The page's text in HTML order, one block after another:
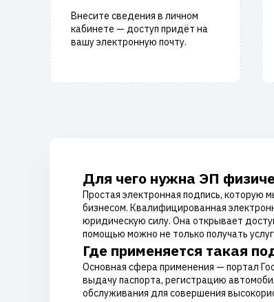
Внесите сведения в личном
кабинете — доступ придёт на
вашу электронную почту.
Для чего нужна ЭП
Простая электронная подпись, которую
бизнесом. Квалифицированная
юридическую силу. Она открывает
помощью можно не только получать
Где применяется такая
Основная сфера применения — портал
выдачу паспорта, регистрацию
обслуживания для совершения